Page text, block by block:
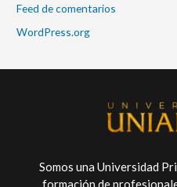
Feed de comentarios
WordPress.org
Somos una Universidad
formación de